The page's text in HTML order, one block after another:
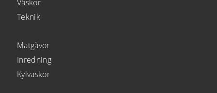
Väskor
Teknik
Matgåvor
Inredning
Kylväskor